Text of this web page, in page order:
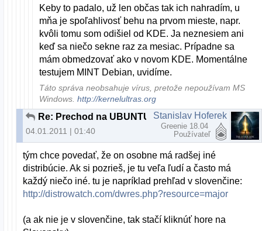
Keby to padalo, už len občas tak ich nahradím, u
mňa je spoľahlivosť behu na prvom mieste, napr.
kvôli tomu som odišiel od KDE. Ja neznesiem ani
keď sa niečo sekne raz za mesiac. Prípadne sa
mám obmedzovať ako v novom KDE. Momentálne
testujem MINT Debian, uvidíme.
Táto správa neobsahuje vírus, pretože nepoužívam MS
Windows.http://kernelultras.org
Re: Prechod na UBUNTU
04.01.2011 | 01:40
Stanislav Hoferek
Greenie 18.04
Používateľ
tým chce povedať, že on osobne má radšej iné
distribúcie. Ak si pozrieš, je tu veľa ľudí a často má
každý niečo iné. tu je napríklad prehľad v slovenčine:
http://distrowatch.com/dwres.php?resource=major
(a ak nie je v slovenčine, tak stačí kliknúť hore na